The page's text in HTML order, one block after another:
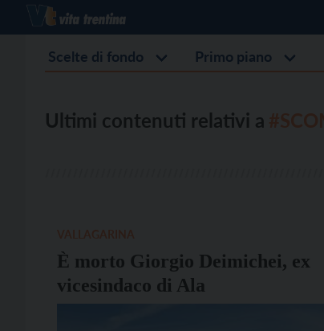
Scelte di fondo Primo piano
Ultimi contenuti relativi a
È morto Giorgio Deimichei, ex
vicesindaco di Ala